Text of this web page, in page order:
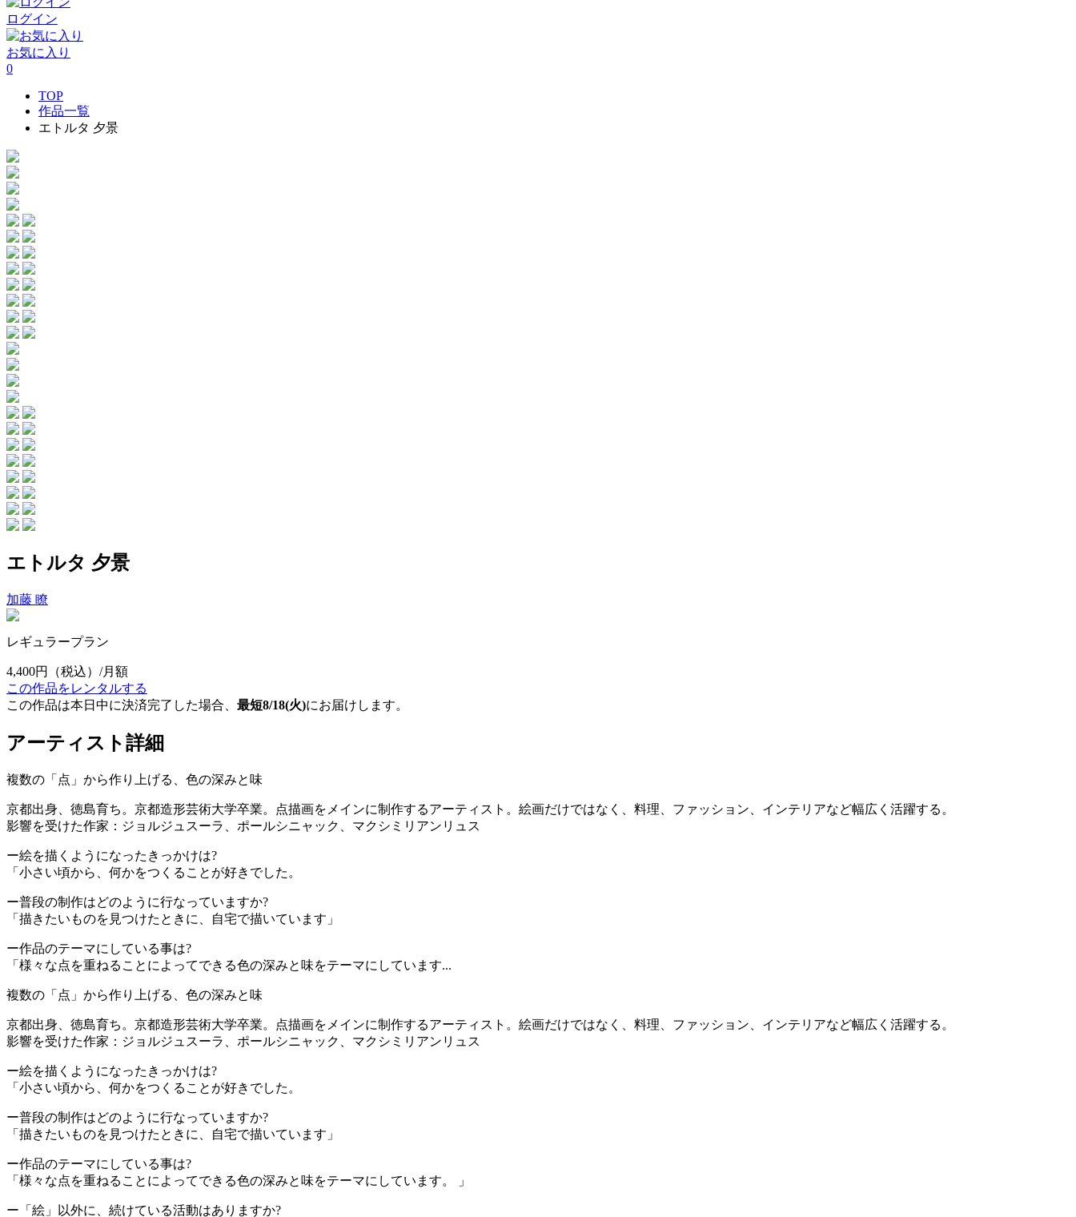
ログイン
お気に入り
0
TOP
作品一覧
エトルタ 夕景
エトルタ 夕景
加藤 瞭
レギュラープラン
4,400円
（税込）/月額
この作品をレンタルする
この作品は本日中に決済完了した場合、 最短8/18(火)にお届けします。
アーティスト詳細
複数の「点」から作り上げる、色の深みと味
京都出身、徳島育ち。京都造形芸術大学卒業。点描画をメインに制作するアーティスト。絵画だけではなく、料理、ファッション、インテリアなど幅広く活躍する。
影響を受けた作家：ジョルジュスーラ、ポールシニャック、マクシミリアンリュス
ー絵を描くようになったきっかけは?
「小さい頃から、何かをつくることが好きでした。
ー普段の制作はどのように行なっていますか?
「描きたいものを見つけたときに、自宅で描いています」
ー作品のテーマにしている事は?
「様々な点を重ねることによってできる色の深みと味をテーマにしています...
複数の「点」から作り上げる、色の深みと味
京都出身、徳島育ち。京都造形芸術大学卒業。点描画をメインに制作するアーティスト。絵画だけではなく、料理、ファッション、インテリアなど幅広く活躍する。
影響を受けた作家：ジョルジュスーラ、ポールシニャック、マクシミリアンリュス
ー絵を描くようになったきっかけは?
「小さい頃から、何かをつくることが好きでした。
ー普段の制作はどのように行なっていますか?
「描きたいものを見つけたときに、自宅で描いています」
ー作品のテーマにしている事は?
「様々な点を重ねることによってできる色の深みと味をテーマにしています。 」
ー「絵」以外に、続けている活動はありますか?